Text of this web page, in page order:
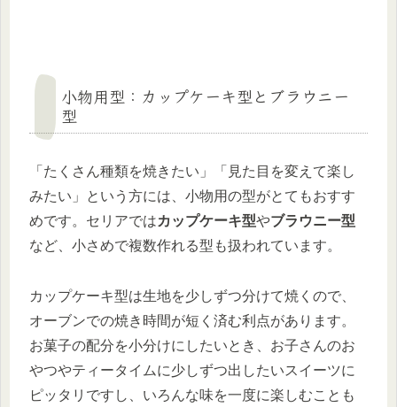
小物用型：カップケーキ型とブラウニー
型
「たくさん種類を焼きたい」「見た目を変えて楽し
みたい」という方には、小物用の型がとてもおすす
めです。セリアではカップケーキ型やブラウニー型
など、小さめで複数作れる型も扱われています。
カップケーキ型は生地を少しずつ分けて焼くので、
オーブンでの焼き時間が短く済む利点があります。
お菓子の配分を小分けにしたいとき、お子さんのお
やつやティータイムに少しずつ出したいスイーツに
ピッタリですし、いろんな味を一度に楽しむことも